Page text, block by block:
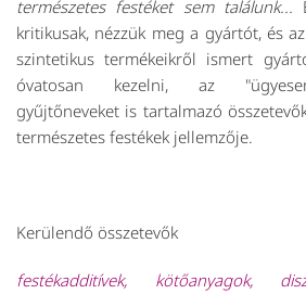
természetes festéket sem találunk...
kritikusak, nézzük meg a gyártót, és
szintetikus termékeikről ismert
óvatosan kezelni, az
gyűjtőneveket is tartalmazó
természetes festékek jellemzője.
Kerülendő összetevők
festékadditívek, kötőanyagok,